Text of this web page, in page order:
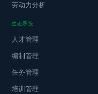
劳动力分析
生态系统
人才管理
编制管理
任务管理
培训管理